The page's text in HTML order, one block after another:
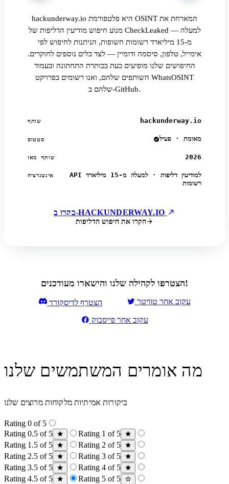
hackunderway.io היא פלטפורמת OSINT המארחת את
מנוע חיפוש מודיעין הדליפות של CheckLeaked — למעלה
מ-15 מיליארד רשומות חשופות, הניתנות לחיפוש לפי
אימייל, טלפון, סיסמה ודומיין — לצד כלים נוספים לחוקרים.
החיפושים שלנו מופיעים כעת בכותרת התחתונה ובעמוד
השותפים שלהם, ואנו רשומים בפרויקט WhatsOSINT
שלהם ב-GitHub.
שותף hackunderway.io
סטטוס מאומת · פעיל
שותף מאז 2026
אינטגרציה
API למודיעין דליפות · למעלה מ-15 מיליארד
רשומות
בקרו ב-HACKUNDERWAY.IO
חקרו את חיפוש הדליפות
הצטרפו לקהילה שלנו והישארו מעודכנים!
הצטרף לדיסקורד עקוב אחר טוויטר
עקוב אחר פייסבוק
מה אומרים המשתמשים שלנו
ביקורות אמיתיות מלקוחות מרוצים שלנו
Rating 0 of 5
Rating 0.5 of 5
Rating 1 of 5
Rating 1.5 of 5
Rating 2 of 5
Rating 2.5 of 5
Rating 3 of 5
Rating 3.5 of 5
Rating 4 of 5
Rating 4.5 of 5
Rating 5 of 5